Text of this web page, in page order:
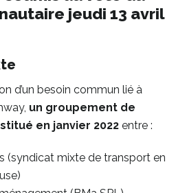
jeudi 13 avril
d’un besoin commun lié à
un groupement de
en janvier 2022 entre :
(syndicat mixte de transport en